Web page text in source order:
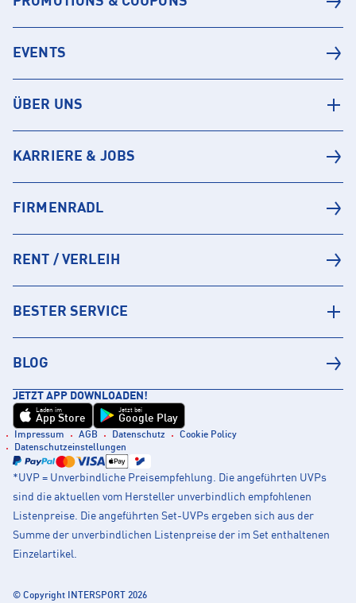
EVENTS
ÜBER UNS
KARRIERE & JOBS
FIRMENRADL
RENT / VERLEIH
BESTER SERVICE
BLOG
JETZT APP DOWNLOADEN!
Laden im
App Store
Jetzt bei
Google Play
Impressum AGB Datenschutz
Cookie Policy
Datenschutzeinstellungen
*UVP = Unverbindliche Preisempfehlung. Die angeführten UVPs
sind die aktuellen vom Hersteller unverbindlich empfohlenen
Listenpreise. Die angeführten Set-UVPs ergeben sich aus der
Summe der unverbindlichen Listenpreise der im Set enthaltenen
Einzelartikel.
© Copyright INTERSPORT 2026